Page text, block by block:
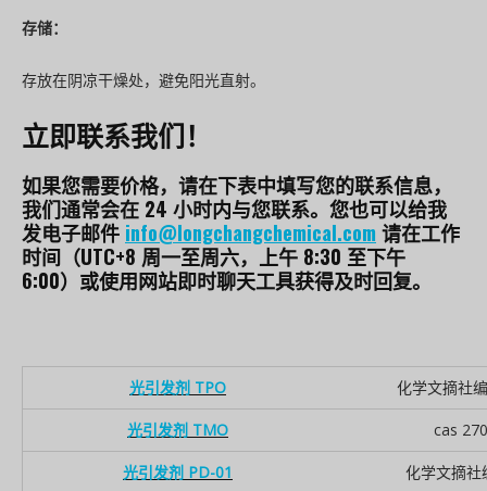
存储：
存放在阴凉干燥处，避免阳光直射。
立即联系我们！
如果您需要价格，请在下表中填写您的联系信息，
我们通常会在 24 小时内与您联系。您也可以给我
发电子邮件 info@longchangchemical.com 请在工作
时间（UTC+8 周一至周六，上午 8:30 至下午
6:00）或使用网站即时聊天工具获得及时回复。
光引发剂 TPO 化学文摘社
光引发剂 TMO cas
光引发剂 PD-01 化学文摘